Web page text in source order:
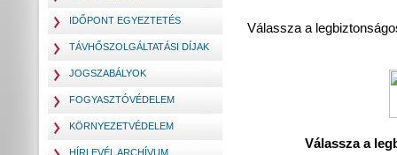
IDŐPONT EGYEZTETÉS
TÁVHŐSZOLGÁLTATÁSI DÍJAK
JOGSZABÁLYOK
FOGYASZTÓVÉDELEM
KÖRNYEZETVÉDELEM
HÍRLEVÉL ARCHÍVUM
Válassza a
Válassza a